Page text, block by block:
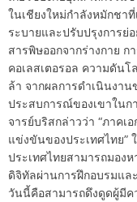
ในเชียงใหม่กำลังหมักชา
ระบายและปรับปรุงการย่
สารพิษออกจากร่างกาย
คอเลสเตอรอล ความดันโ
ล้า จากผลการดำเนินงา
ประสบการณ์ของเขาในก
จารย์บริสกล่าวว่า “ภาคเ
แข่งขันของประเทศไทย”
ประเทศไทยสามารถมอง
ดิจิทัลผ่านการฝึกอบรมแล
วันนี้คือสามารถดึงดูดผู้มี